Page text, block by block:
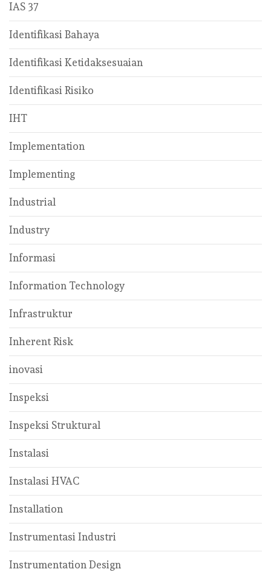
IAS 37
Identifikasi Bahaya
Identifikasi Ketidaksesuaian
Identifikasi Risiko
IHT
Implementation
Implementing
Industrial
Industry
Informasi
Information Technology
Infrastruktur
Inherent Risk
inovasi
Inspeksi
Inspeksi Struktural
Instalasi
Instalasi HVAC
Installation
Instrumentasi Industri
Instrumentation Design